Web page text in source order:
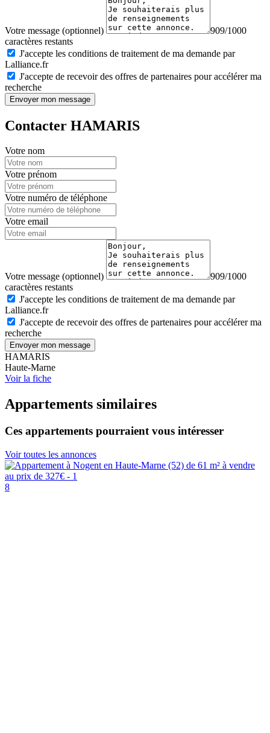
Votre message (optionnel)
909/1000
caractères restants
J'accepte les conditions de traitement de ma demande par
Lalliance.fr
J'accepte de recevoir des offres de partenaires pour accélérer ma
recherche
Envoyer mon message
Contacter HAMARIS
Votre nom
Votre prénom
Votre numéro de téléphone
Votre email
Votre message (optionnel)
909/1000
caractères restants
J'accepte les conditions de traitement de ma demande par
Lalliance.fr
J'accepte de recevoir des offres de partenaires pour accélérer ma
recherche
Envoyer mon message
HAMARIS
Haute-Marne
Voir la fiche
Appartements similaires
Ces appartements pourraient vous intéresser
Voir toutes les annonces
8